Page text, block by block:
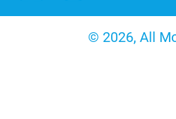
© 2026, All